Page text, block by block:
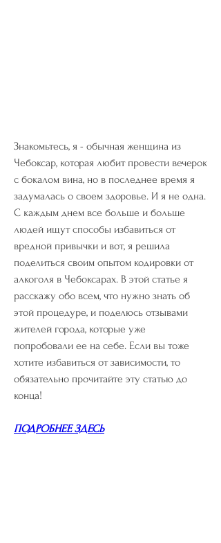
Знакомьтесь, я - обычная женщина из
Чебоксар, которая любит провести вечерок
с бокалом вина, но в последнее время я
задумалась о своем здоровье. И я не одна.
С каждым днем все больше и больше
людей ищут способы избавиться от
вредной привычки и вот, я решила
поделиться своим опытом кодировки от
алкоголя в Чебоксарах. В этой статье я
расскажу обо всем, что нужно знать об
этой процедуре, и поделюсь отзывами
жителей города, которые уже
попробовали ее на себе. Если вы тоже
хотите избавиться от зависимости, то
обязательно прочитайте эту статью до
конца!
ПОДРОБНЕЕ ЗДЕСЬ